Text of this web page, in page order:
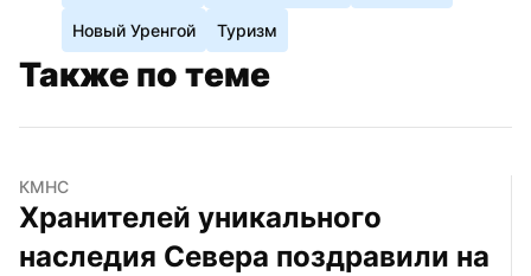
Новый Уренгой Туризм
Также по теме
КМНС
Хранителей уникального
наследия Севера поздравили на